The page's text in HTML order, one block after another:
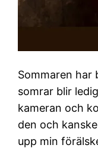
Sommaren har
somrar blir
kameran och
den och
upp min